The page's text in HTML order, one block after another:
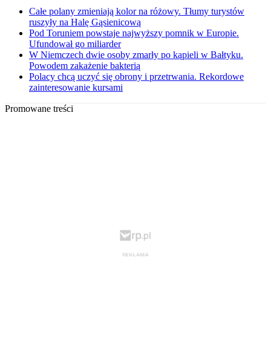
Całe polany zmieniają kolor na różowy. Tłumy turystów
ruszyły na Halę Gąsienicową
Pod Toruniem powstaje najwyższy pomnik w Europie.
Ufundował go miliarder
W Niemczech dwie osoby zmarły po kąpieli w Bałtyku.
Powodem zakażenie bakterią
Polacy chcą uczyć się obrony i przetrwania. Rekordowe
zainteresowanie kursami
Promowane treści